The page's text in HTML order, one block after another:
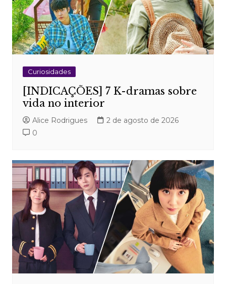
Curiosidades
[INDICAÇÕES] 7 K-dramas sobre
vida no interior
Alice Rodrigues
2 de agosto de 2026
0